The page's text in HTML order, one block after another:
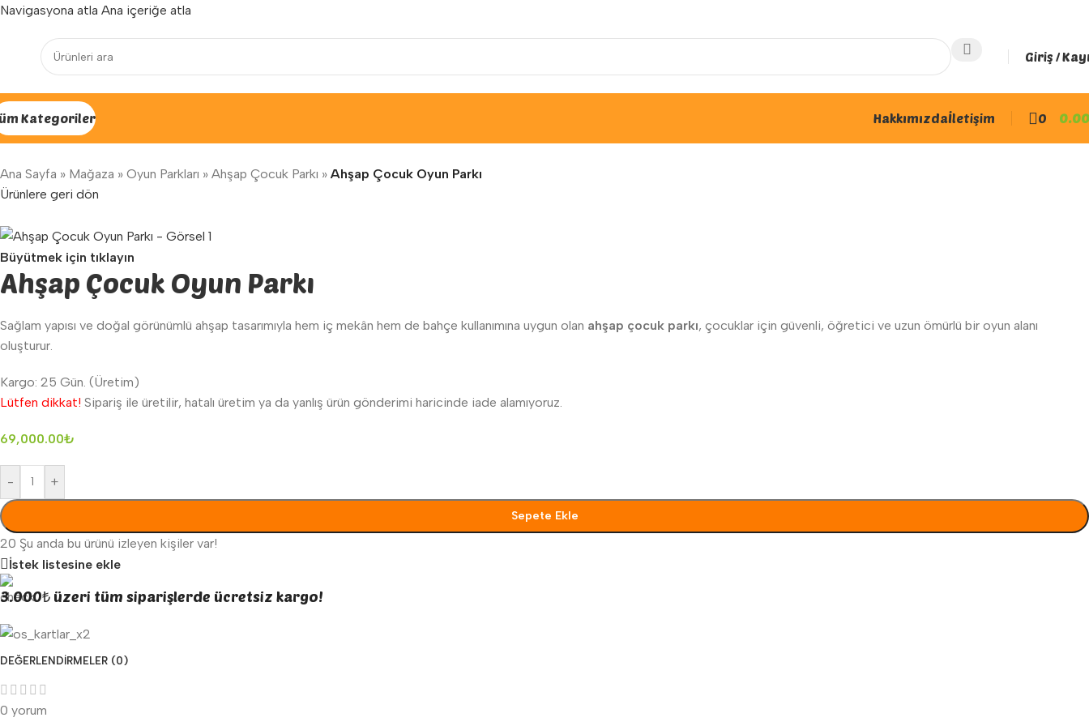
Navigasyona atla Ana içeriğe atla
Yenilenen arayüzümüz ile hizmetinizdeyiz...
Giriş /
Kategoriler Hakkımızdaİletişim 0 0.00
Ana Sayfa » Mağaza » Oyun Parkları » Ahşap Çocuk Parkı » Ahşap Çocuk Oyun Parkı
Ürünlere geri dön
Büyütmek için tıklayın
Ahşap Çocuk Oyun Parkı
Sağlam yapısı ve doğal görünümlü ahşap tasarımıyla hem iç mekân hem de bahçe kullanımına uygun olan ahşap çocuk parkı, çocuklar için güvenli, öğretici ve uzun ömürlü bir oyun alanı
oluşturur.
Kargo: 25 Gün. (Üretim)
Lütfen dikkat! Sipariş ile üretilir, hatalı üretim ya da yanlış ürün gönderimi haricinde iade alamıyoruz.
69,000.00₺
- +
Sepete Ekle
20 Şu anda bu ürünü izleyen kişiler var!
İstek listesine ekle
3.000₺ üzeri tüm siparişlerde ücretsiz kargo!
DEĞERLENDIRMELER (0)
0 yorum